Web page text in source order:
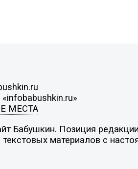
МЕСТА
Бабушкин. Позиция
материалов с